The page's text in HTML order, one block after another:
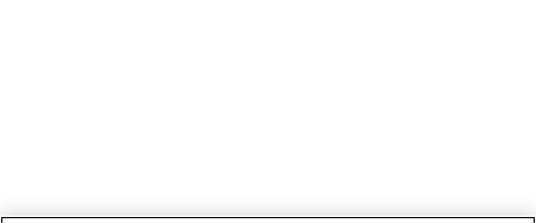
INVESTISSEURS